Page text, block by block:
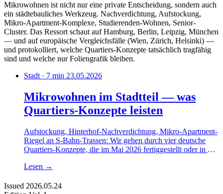
Mikrowohnen ist nicht nur eine private Entscheidung, sondern auch
ein städtebauliches Werkzeug. Nachverdichtung, Aufstockung,
Mikro-Apartment-Komplexe, Studierenden-Wohnen, Senior-
Cluster. Das Ressort schaut auf Hamburg, Berlin, Leipzig, München
— und auf europäische Vergleichsfälle (Wien, Zürich, Helsinki) —
und protokolliert, welche Quartiers-Konzepte tatsächlich tragfähig
sind und welche nur Foliengrafik bleiben.
Stadt · 7 min 23.05.2026
Mikrowohnen im Stadtteil — was
Quartiers-Konzepte leisten
Aufstockung, Hinterhof-Nachverdichtung, Mikro-Apartment-
Riegel an S-Bahn-Trassen: Wir gehen durch vier deutsche
Quartiers-Konzepte, die im Mai 2026 fertiggestellt oder in der
und welche eher Foliengrafik bleibt.
Lesen →
Issued 2026.05.24